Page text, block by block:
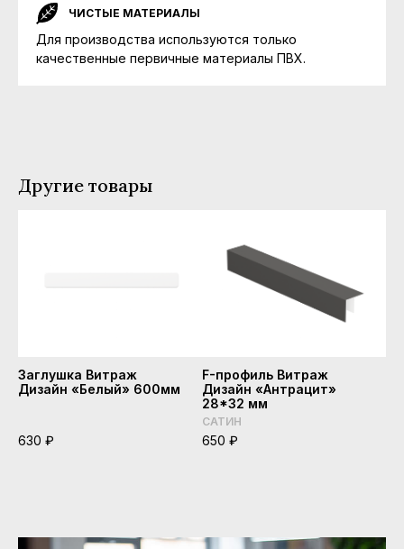
ЧИСТЫЕ МАТЕРИАЛЫ
Для производства используются только
качественные первичные материалы ПВХ.
Другие товары
Заглушка Витраж
Дизайн «Белый» 600мм
630 ₽
F-профиль Витраж
Дизайн «Антрацит»
28*32 мм
САТИН
650 ₽